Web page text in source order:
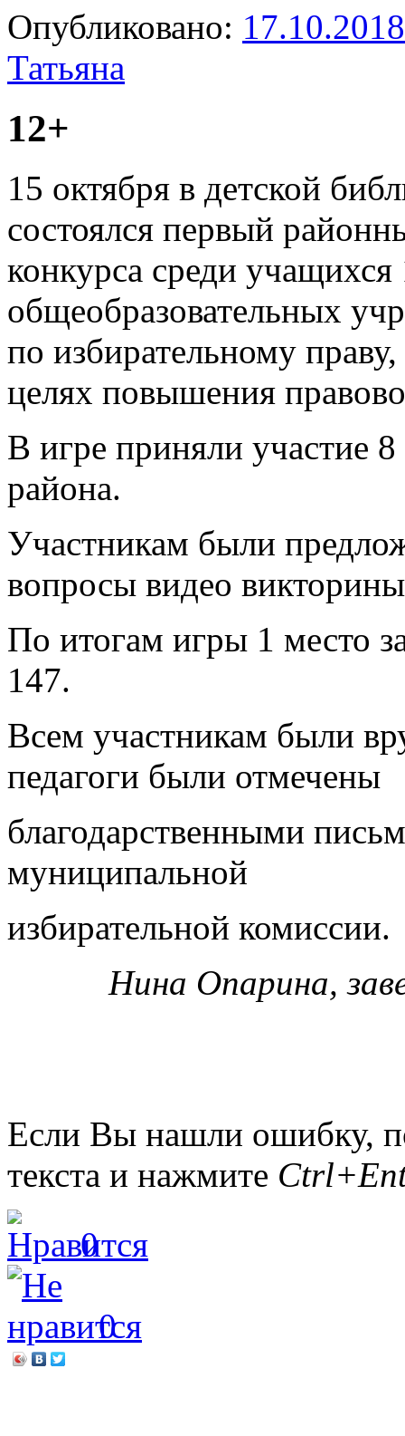
Опубликовано: 17.10.2018
Татьяна
12+
15 октября в детской
состоялся первый
конкурса среди учащихся
общеобразовательных
по избирательному
целях повышения
В игре приняли участие
района.
Участникам были
вопросы видео
По итогам игры 1
147.
Всем участникам были
педагоги были отмечены
благодарственными
муниципальной
избирательной комиссии.
Нина Опарина,
Если Вы нашли ошибку,
текста и нажмите
0
0